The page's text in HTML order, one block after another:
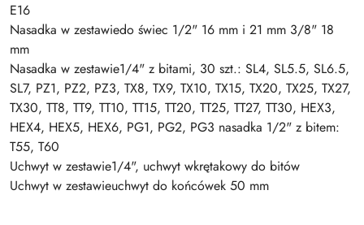
E16
Nasadka w zestawiedo świec 1/2" 16 mm i 21 mm 3/8" 18
mm
Nasadka w zestawie1/4" z bitami, 30 szt.: SL4, SL5.5, SL6.5,
SL7, PZ1, PZ2, PZ3, TX8, TX9, TX10, TX15, TX20, TX25, TX27,
TX30, TT8, TT9, TT10, TT15, TT20, TT25, TT27, TT30, HEX3,
HEX4, HEX5, HEX6, PG1, PG2, PG3 nasadka 1/2" z bitem:
T55, T60
Uchwyt w zestawie1/4", uchwyt wkrętakowy do bitów
Uchwyt w zestawieuchwyt do końcówek 50 mm